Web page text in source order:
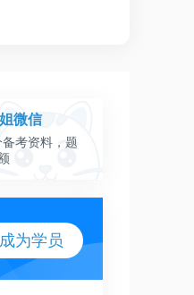
微信
考资料，题
成为学员